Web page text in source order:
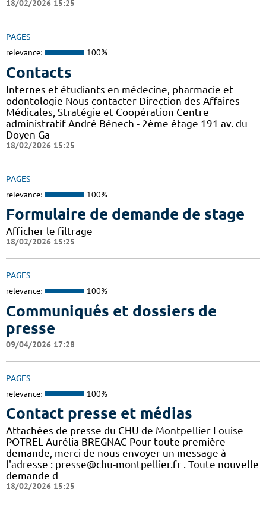
18/02/2026 15:25
PAGES
relevance: 100%
Contacts
Internes et étudiants en médecine, pharmacie et
odontologie Nous contacter Direction des Affaires
Médicales, Stratégie et Coopération Centre
administratif André Bénech - 2ème étage 191 av. du
Doyen Ga
18/02/2026 15:25
PAGES
relevance: 100%
Formulaire de demande de stage
Afficher le filtrage
18/02/2026 15:25
PAGES
relevance: 100%
Communiqués et dossiers de
presse
09/04/2026 17:28
PAGES
relevance: 100%
Contact presse et médias
Attachées de presse du CHU de Montpellier Louise
POTREL Aurélia BREGNAC Pour toute première
demande, merci de nous envoyer un message à
l'adresse : presse@chu-montpellier.fr . Toute nouvelle
demande d
18/02/2026 15:25